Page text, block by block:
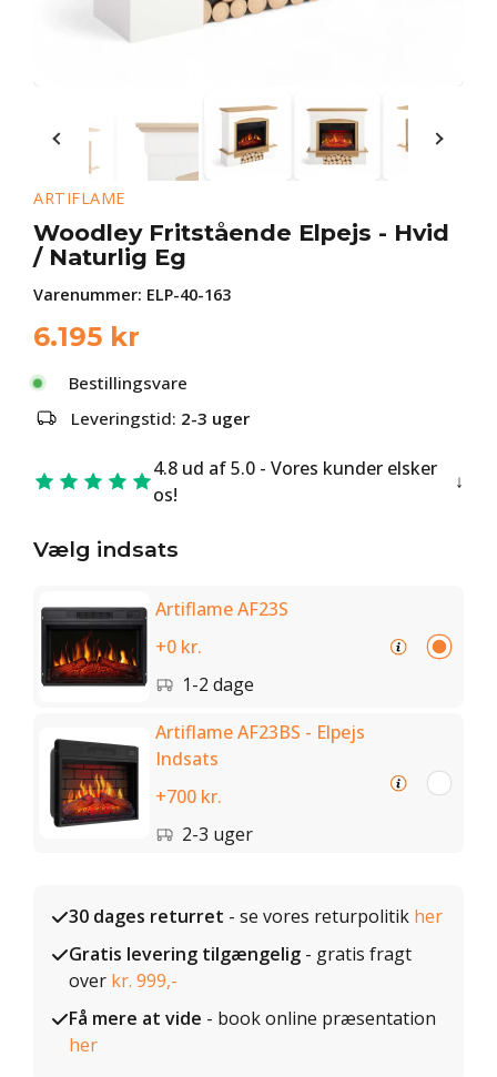
ARTIFLAME
Woodley Fritstående Elpejs - Hvid
/ Naturlig Eg
Varenummer: ELP-40-163
6.195 kr
Bestillingsvare
Leveringstid: 2-3 uger
4.8 ud af 5.0 - Vores kunder elsker
os!
Vælg indsats
Artiflame AF23S
+0 kr.
1-2 dage
Artiflame AF23BS - Elpejs
Indsats
+700 kr.
2-3 uger
30 dages returret - se vores returpolitik her
Gratis levering tilgængelig - gratis fragt
over kr. 999,-
Få mere at vide - book online præsentation
her